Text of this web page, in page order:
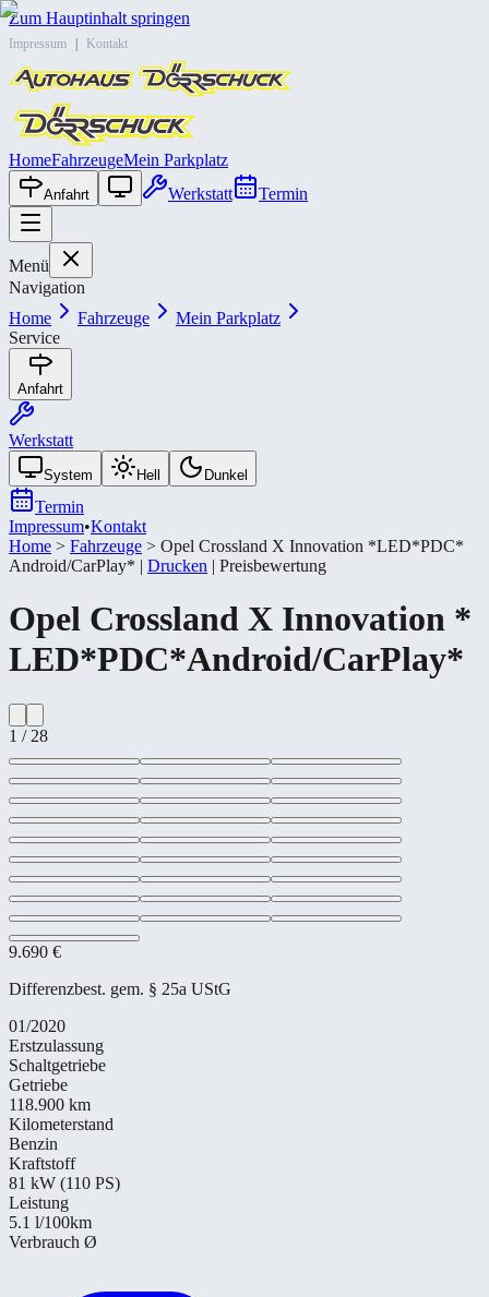
Zum Hauptinhalt springen
Impressum Kontakt
HomeFahrzeugeMein Parkplatz
Anfahrt Werkstatt Termin
Menü
Navigation
Home
Fahrzeuge
Mein Parkplatz
Service
Anfahrt
Werkstatt
System Hell Dunkel
Termin
Impressum•Kontakt
Home > Fahrzeuge > Opel Crossland X Innovation *​LED*​PDC*​
Android/​CarPlay*​ | Drucken | Preisbewertung
Opel Crossland X Innovation *​
LED*​PDC*​Android/​CarPlay*​
1 / 28
9.690 €
Differenzbest. gem. § 25a UStG
01/2020
Erstzulassung
Schaltgetriebe
Getriebe
118.900 km
Kilometerstand
Benzin
Kraftstoff
81 kW (110 PS)
Leistung
5.1 l/100km
Verbrauch Ø